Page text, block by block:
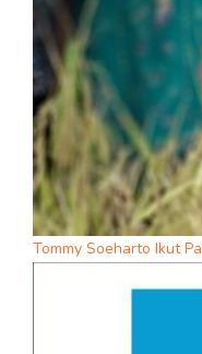
Tommy Soeharto Ikut